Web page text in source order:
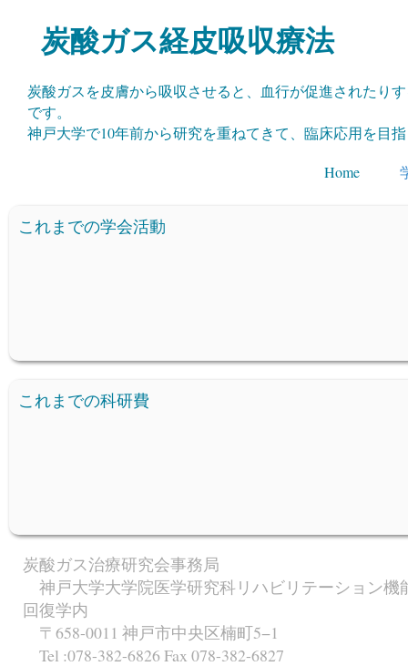
​炭酸ガス経皮吸収療法
炭酸ガスを皮膚から吸収させると、血行が促進されたり
です。
神戸大学で10年前から研究を重ねてきて、臨床応用を目
Home
これまでの学会活動
これまでの科研費
炭酸ガス治療研究会事務局
神戸大学大学院医学研究科リハビリテーション機
回復学内
〒658-0011 神戸市中央区楠町5−1
Tel :078-382-6826 Fax 078-382-6827